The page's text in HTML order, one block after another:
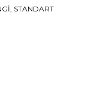
STANDART